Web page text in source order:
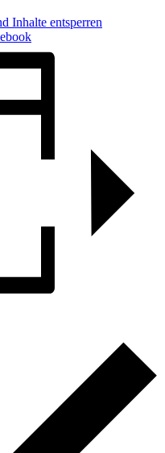
Inhalte entsperren